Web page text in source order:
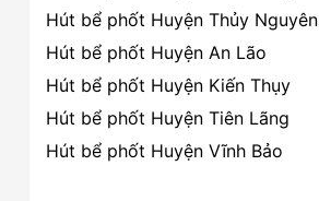
Hút bể phốt Huyện Thủy Nguyên
Hút bể phốt Huyện An Lão
Hút bể phốt Huyện Kiến Thụy
Hút bể phốt Huyện Tiên Lãng
Hút bể phốt Huyện Vĩnh Bảo